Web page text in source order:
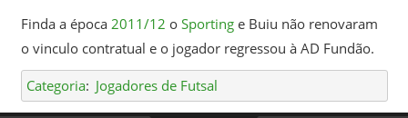
Finda a época 2011/12 o Sportinge Buiu não renovaram
o vinculo contratual e o jogador regressou à AD Fundão.
Categoria: Jogadores de Futsal